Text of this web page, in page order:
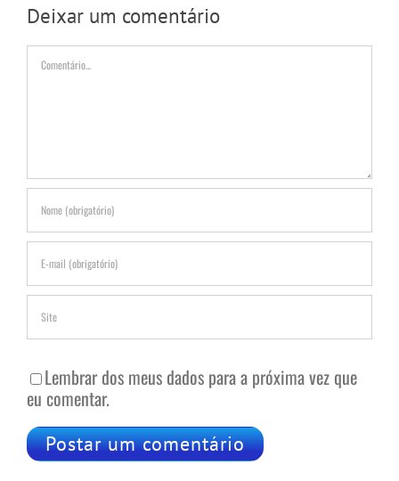
Deixar um comentário
Comentário
Lembrar dos meus dados para a próxima vez que
eu comentar.